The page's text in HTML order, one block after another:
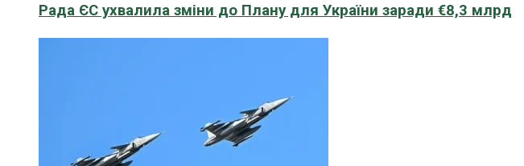
Рада ЄС ухвалила зміни до Плану для України заради €8,3 млрд